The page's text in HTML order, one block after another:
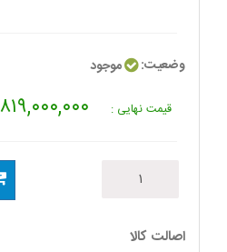
وضعیت: موجود
قیمت نهایی : ۸۱۹,۰۰۰,۰۰۰
اصالت کالا